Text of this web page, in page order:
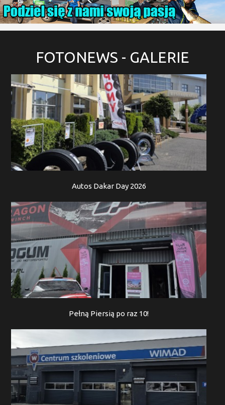
FOTONEWS - GALERIE
Autos Dakar Day 2026
Pełną Piersią po raz 10!